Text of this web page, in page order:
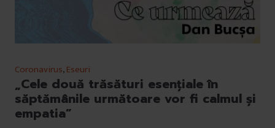
Coronavirus,Eseuri
„Cele două trăsături esențiale în
săptămânile următoare vor fi calmul și
empatia”